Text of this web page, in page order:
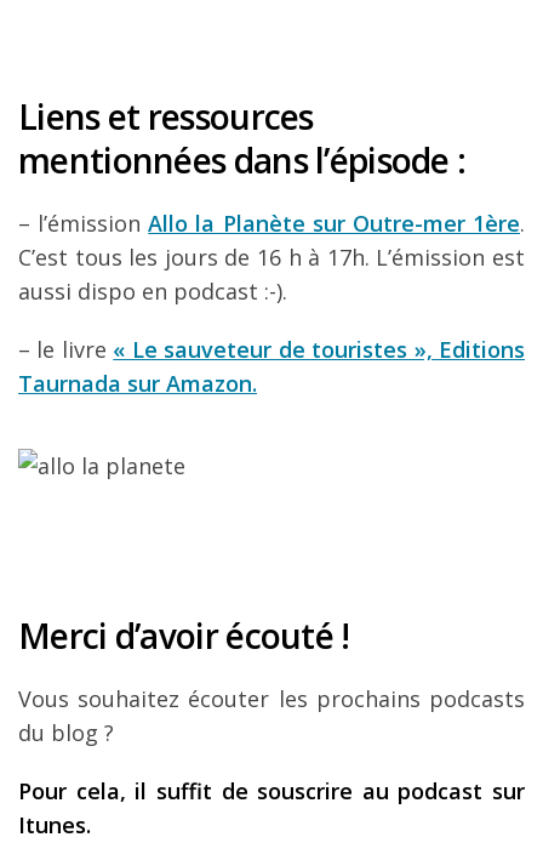
Liens et ressources
mentionnées dans l’épisode :
– l’émissionAllo la Planète sur Outre-mer 1ère.
C’est tous les jours de 16 h à 17h. L’émission est
aussi dispo en podcast :-).
– le livre « Le sauveteur de touristes », Editions
Taurnada sur Amazon.
Merci d’avoir écouté !
Vous souhaitez écouter les prochains podcasts
du blog ?
Pour cela, il suffit de souscrire au podcast sur
Itunes.